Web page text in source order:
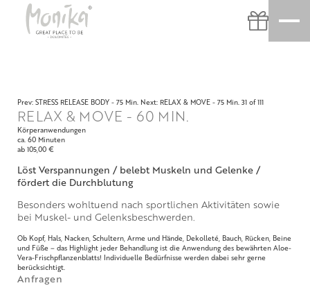
Prev: STRESS RELEASE BODY - 75 Min. Next: RELAX & MOVE - 75 Min. 31 of 111
RELAX & MOVE - 60 MIN.
Körperanwendungen
ca. 60 Minuten
ab 105,00 €
Löst Verspannungen / belebt Muskeln und Gelenke /
fördert die Durchblutung
Besonders wohltuend nach sportlichen Aktivitäten sowie
bei Muskel- und Gelenksbeschwerden.
Ob Kopf, Hals, Nacken, Schultern, Arme und Hände, Dekolleté, Bauch, Rücken, Beine
und Füße – das Highlight jeder Behandlung ist die Anwendung des bewährten Aloe-
Vera-Frischpflanzenblatts! Individuelle Bedürfnisse werden dabei sehr gerne
berücksichtigt.
Anfragen